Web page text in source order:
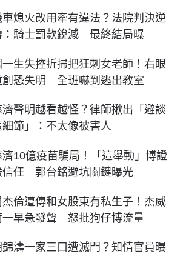
車熄火改用牽有違法？法院判決逆
：騎士罰款銳減 最終結局曝
一生失控折掃把狂刺女老師！右眼
創恐失明 全班嚇到逃出教室
濟聲明越看越怪？律師揪出「避談
細節」：不太像被害人
濟10億疫苗騙局！「這舉動」博證
信任 郭台銘避坑關鍵曝光
杰倫遭傳和女股東有私生子！杰威
一早急發聲 怒批狗仔博流量
錦濤一家三口遭滅門？知情官員曝